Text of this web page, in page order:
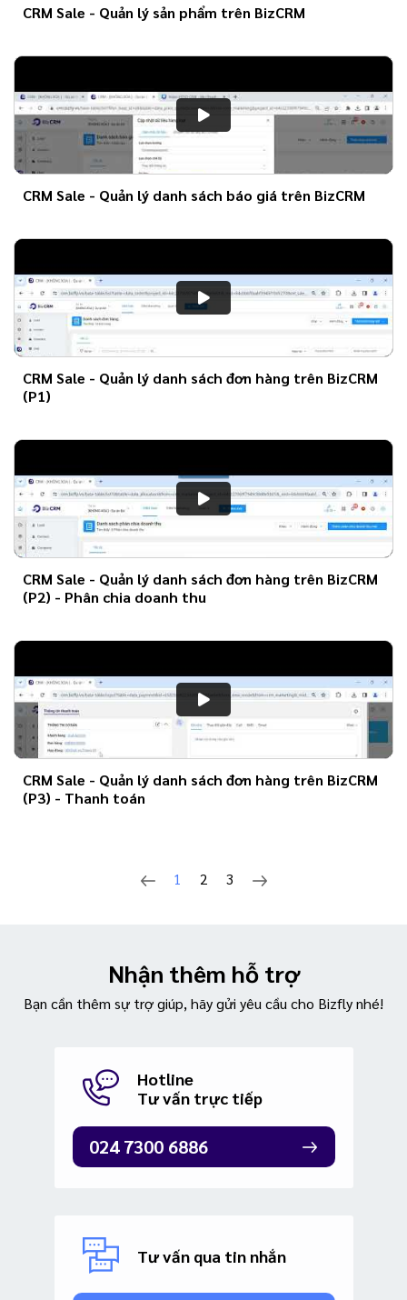
CRM Sale - Quản lý sản phẩm trên BizCRM
CRM Sale - Quản lý danh sách báo giá trên BizCRM
CRM Sale - Quản lý danh sách đơn hàng trên BizCRM
(P1)
CRM Sale - Quản lý danh sách đơn hàng trên BizCRM
(P2) - Phân chia doanh thu
CRM Sale - Quản lý danh sách đơn hàng trên BizCRM
(P3) - Thanh toán
1 2 3
Nhận thêm hỗ trợ
Bạn cần thêm sự trợ giúp, hãy gửi yêu cầu cho Bizfly nhé!
Hotline
Tư vấn trực tiếp
024 7300 6886
Tư vấn qua tin nhắn